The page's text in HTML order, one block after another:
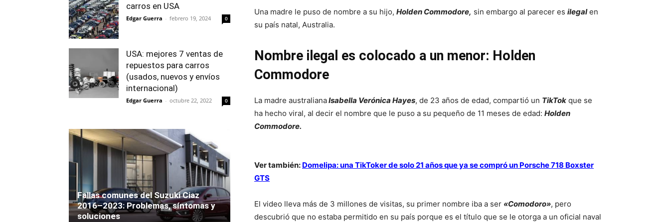
Una madre le puso de nombre a su hijo, Holden Commodore, sin embargo al parecer es ilegalen
su país natal, Australia.
Nombre ilegal es colocado a un menor: Holden
Commodore
La madre australianaIsabella Verónica Hayes, de 23 años de edad, compartió un TikTok que se
ha hecho viral, al decir el nombre que le puso a su pequeño de 11 meses de edad: Holden
Commodore.
Ver también: Domelipa: una TikToker de solo 21 años que ya se compró un Porsche 718 Boxster
GTS
El video lleva más de 3 millones de visitas, su primer nombre iba a ser «Comodoro», pero
descubrió que no estaba permitido en su país porque es el título que se le otorga a un oficial naval
carros en USA
Edgar Guerra - febrero 19, 2024 0
USA: mejores 7 ventas de
repuestos para carros
(usados, nuevos y envíos
internacional)
Edgar Guerra - octubre 22, 2022 0
Fallas comunes del Suzuki Ciaz
2016–2023: Problemas, síntomas y
soluciones